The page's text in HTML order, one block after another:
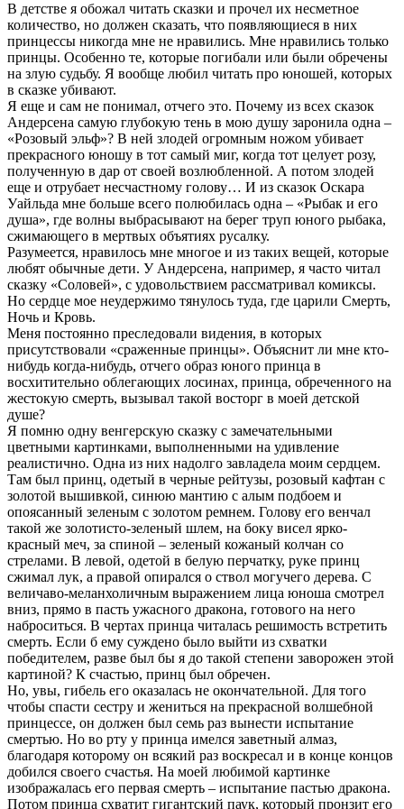
В детстве я обожал читать сказки и прочел их несметное
количество, но должен сказать, что появляющиеся в них
принцессы никогда мне не нравились. Мне нравились только
принцы. Особенно те, которые погибали или были обречены
на злую судьбу. Я вообще любил читать про юношей, которых
в сказке убивают.
Я еще и сам не понимал, отчего это. Почему из всех сказок
Андерсена самую глубокую тень в мою душу заронила одна –
«Розовый эльф»? В ней злодей огромным ножом убивает
прекрасного юношу в тот самый миг, когда тот целует розу,
полученную в дар от своей возлюбленной. А потом злодей
еще и отрубает несчастному голову… И из сказок Оскара
Уайльда мне больше всего полюбилась одна – «Рыбак и его
душа», где волны выбрасывают на берег труп юного рыбака,
сжимающего в мертвых объятиях русалку.
Разумеется, нравилось мне многое и из таких вещей, которые
любят обычные дети. У Андерсена, например, я часто читал
сказку «Соловей», с удовольствием рассматривал комиксы.
Но сердце мое неудержимо тянулось туда, где царили Смерть,
Ночь и Кровь.
Меня постоянно преследовали видения, в которых
присутствовали «сраженные принцы». Объяснит ли мне кто-
нибудь когда-нибудь, отчего образ юного принца в
восхитительно облегающих лосинах, принца, обреченного на
жестокую смерть, вызывал такой восторг в моей детской
душе?
Я помню одну венгерскую сказку с замечательными
цветными картинками, выполненными на удивление
реалистично. Одна из них надолго завладела моим сердцем.
Там был принц, одетый в черные рейтузы, розовый кафтан с
золотой вышивкой, синюю мантию с алым подбоем и
опоясанный зеленым с золотом ремнем. Голову его венчал
такой же золотисто-зеленый шлем, на боку висел ярко-
красный меч, за спиной – зеленый кожаный колчан со
стрелами. В левой, одетой в белую перчатку, руке принц
сжимал лук, а правой опирался о ствол могучего дерева. С
величаво-меланхоличным выражением лица юноша смотрел
вниз, прямо в пасть ужасного дракона, готового на него
наброситься. В чертах принца читалась решимость встретить
смерть. Если б ему суждено было выйти из схватки
победителем, разве был бы я до такой степени заворожен этой
картиной? К счастью, принц был обречен.
Но, увы, гибель его оказалась не окончательной. Для того
чтобы спасти сестру и жениться на прекрасной волшебной
принцессе, он должен был семь раз вынести испытание
смертью. Но во рту у принца имелся заветный алмаз,
благодаря которому он всякий раз воскресал и в конце концов
добился своего счастья. На моей любимой картинке
изображалась его первая смерть – испытание пастью дракона.
Потом принца схватит гигантский паук, который пронзит его